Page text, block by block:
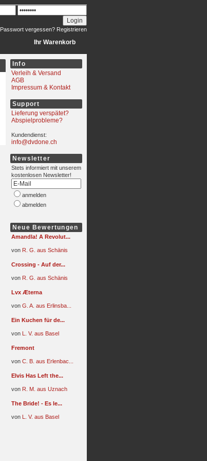
Passwort vergessen? Registrieren
Ihr Warenkorb
Info
Verleih & Versand
AGB
Impressum & Kontakt
Support
Lieferung verspätet?
Abspielprobleme?
Kundendienst:
info@dvdone.ch
Newsletter
Stets informiert mit unserem
kostenlosen Newsletter!
anmelden
abmelden
Neue Bewertungen
Amandla! A Revolut...
von R. G. aus Schänis
Crossing - Auf der...
von R. G. aus Schänis
Lvx Æterna
von G. A. aus Erlinsba...
Ein Kuchen für de...
von L. V. aus Basel
Fremont
von C. B. aus Erlenbac...
Elvis Has Left the...
von R. M. aus Uznach
The Bride! - Es le...
von L. V. aus Basel